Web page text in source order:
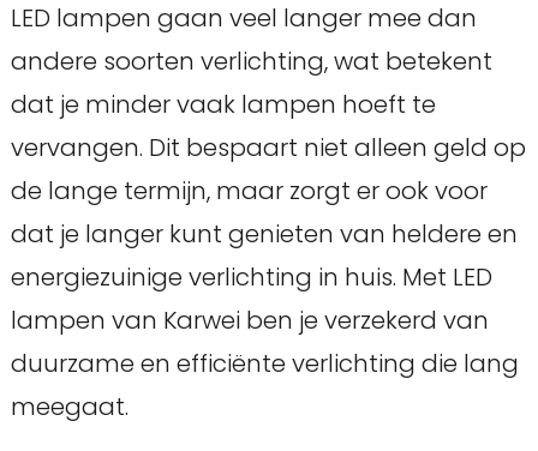
LED lampen gaan veel langer mee dan
andere soorten verlichting, wat betekent
dat je minder vaak lampen hoeft te
vervangen. Dit bespaart niet alleen geld op
de lange termijn, maar zorgt er ook voor
dat je langer kunt genieten van heldere en
energiezuinige verlichting in huis. Met LED
lampen van Karwei ben je verzekerd van
duurzame en efficiënte verlichting die lang
meegaat.